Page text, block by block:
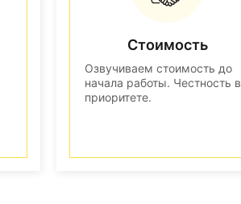
Стоимость
Озвучиваем стоимость до
начала работы. Честность в
приоритете.